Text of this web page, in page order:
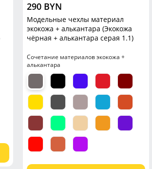
290 BYN
Модельные чехлы материал
экокожа + алькантара (Экокожа
чёрная + алькантара серая 1.1)
Сочетание материалов экокожа +
алькантара